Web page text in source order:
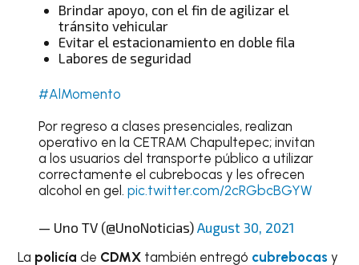
Brindar apoyo, con el fin de agilizar el
tránsito vehicular
Evitar el estacionamiento en doble fila
Labores de seguridad
#AlMomento
Por regreso a clases presenciales, realizan
operativo en la CETRAM Chapultepec; invitan
a los usuarios del transporte público a utilizar
correctamente el cubrebocas y les ofrecen
alcohol en gel. pic.twitter.com/2cRGbcBGYW
— Uno TV (@UnoNoticias) August 30, 2021
La policía de CDMX también entregó cubrebocas y